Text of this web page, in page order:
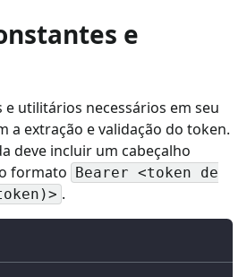
e
e utilitários necessários em seu
a extração e validação do token.
deve incluir um cabeçalho
formato
Bearer <token de
.